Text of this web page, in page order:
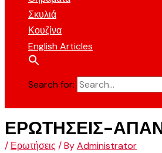
Σκυλιά
Κουζίνα
English Articles
Search for:
ΕΡΩΤΗΣΕΙΣ-
/ Ερωτήσεις / ByAdministrator